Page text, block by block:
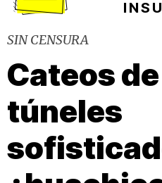
SIN CENSURA
Cateos
túneles